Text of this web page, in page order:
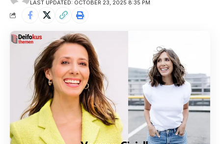
LAST UPDATED: OCTOBER 23, 2025 8:35 PM